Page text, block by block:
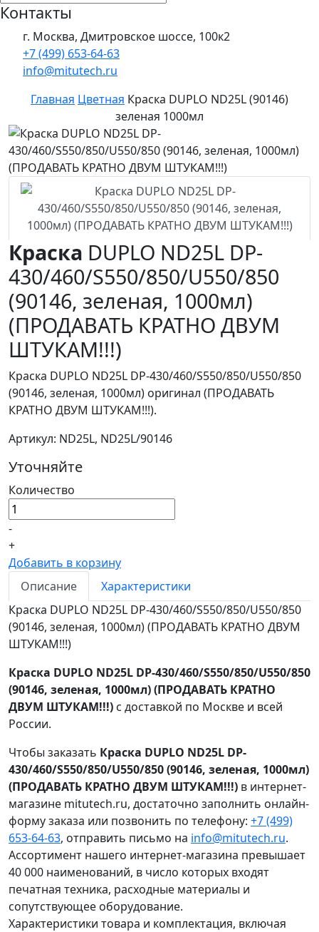
Контакты
г. Москва, Дмитровское шоссе, 100к2
+7 (499) 653-64-63
info@mitutech.ru
Главная Цветная Кpаска DUPLO ND25L (90146)
зеленая 1000мл
Кpаска DUPLO ND25L DP-
430/460/S550/850/U550/850
(90146, зеленая, 1000мл)
(ПРОДАВАТЬ КРАТНО ДВУМ
ШТУКАМ!!!)
Кpаска DUPLO ND25L DP-430/460/S550/850/U550/850
(90146, зеленая, 1000мл) оригинал (ПРОДАВАТЬ
КРАТНО ДВУМ ШТУКАМ!!!).
Артикул: ND25L, ND25L/90146
Уточняйте
Количество
-
+
Добавить в корзину
Описание
Характеристики
Кpаска DUPLO ND25L DP-430/460/S550/850/U550/850
(90146, зеленая, 1000мл) (ПРОДАВАТЬ КРАТНО ДВУМ
ШТУКАМ!!!)
Кpаска DUPLO ND25L DP-430/460/S550/850/U550/850
(90146, зеленая, 1000мл) (ПРОДАВАТЬ КРАТНО
ДВУМ ШТУКАМ!!!) с доставкой по Москве и всей
России.
Чтобы заказать Кpаска DUPLO ND25L DP-
430/460/S550/850/U550/850 (90146, зеленая, 1000мл)
(ПРОДАВАТЬ КРАТНО ДВУМ ШТУКАМ!!!) в интернет-
магазине mitutech.ru, достаточно заполнить онлайн-
форму заказа или позвонить по телефону: +7 (499)
653-64-63, отправить письмо на info@mitutech.ru.
Ассортимент нашего интернет-магазина превышает
40 000 наименований, в число которых входят
печатная техника, расходные материалы и
сопутствующее оборудование.
Характеристики товара и комплектация, включая